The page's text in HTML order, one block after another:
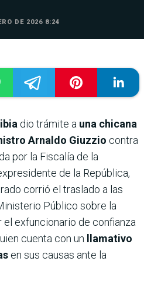
DE 2026 8:24
dio trámite a una chicana
Arnaldo Giuzzio contra
por la Fiscalía de la
de la República,
corrió el traslado a las
Público sobre la
exfuncionario de confianza
cuenta con un llamativo
en sus causas ante la